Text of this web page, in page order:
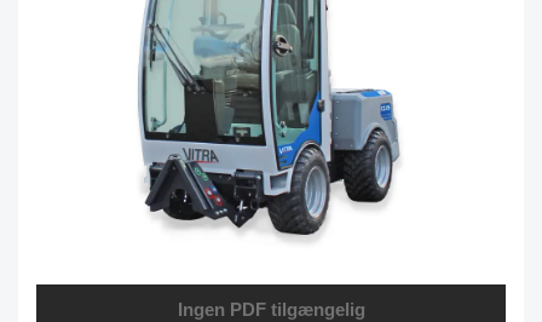
Ingen PDF tilgængelig